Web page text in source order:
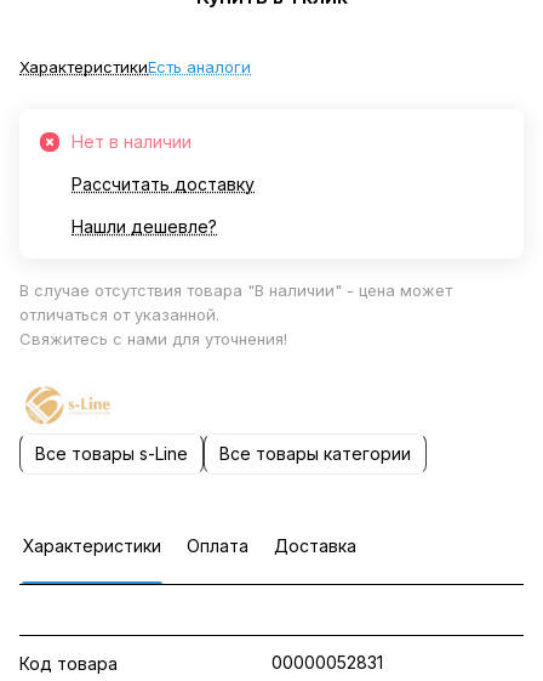
ХарактеристикиЕсть аналоги
Нет в наличии
Рассчитать доставку
Нашли дешевле?
В случае отсутствия товара "В наличии" - цена может
отличаться от указанной.
Свяжитесь с нами для уточнения!
Все товары s-Line Все товары категории
Характеристики Оплата Доставка
Код товара 00000052831